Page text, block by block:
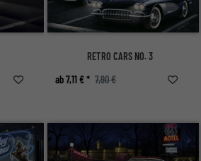
RETRO CARS NO. 3
ab 7,11 € * 7,90 €